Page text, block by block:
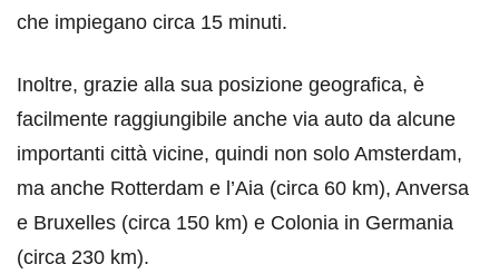
che impiegano circa 15 minuti.
Inoltre, grazie alla sua posizione geografica, è
facilmente raggiungibile anche via auto da alcune
importanti città vicine, quindi non solo Amsterdam,
ma anche Rotterdam e l’Aia (circa 60 km), Anversa
e Bruxelles (circa 150 km) e Colonia in Germania
(circa 230 km).